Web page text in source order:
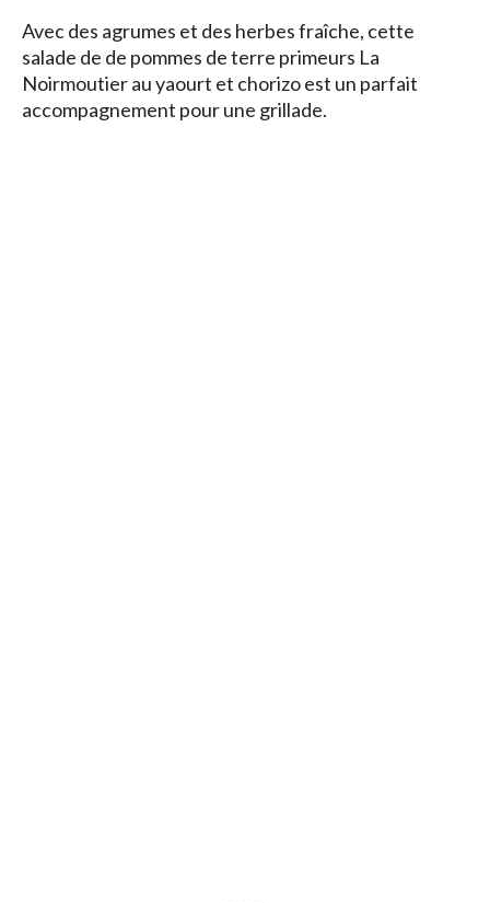
Avec des agrumes et des herbes fraîche, cette
salade de de pommes de terre primeurs La
Noirmoutier au yaourt et chorizo est un parfait
accompagnement pour une grillade.